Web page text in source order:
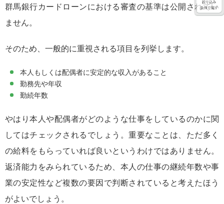
群馬銀行カードローンにおける審査の基準は公開されてい
ません。
そのため、一般的に重視される項目を列挙します。
本人もしくは配偶者に安定的な収入があること
勤務先や年収
勤続年数
やはり本人や配偶者がどのような仕事をしているのかに関
してはチェックされるでしょう。重要なことは、ただ多く
の給料をもらっていれば良いというわけではありません。
返済能力をみられているため、本人の仕事の継続年数や事
業の安定性など複数の要因で判断されていると考えたほう
がよいでしょう。